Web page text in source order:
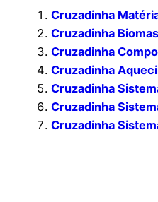
Cruzadinha
Cruzadinha
Cruzadinha
Cruzadinha
Cruzadinha
Cruzadinha
Cruzadinha